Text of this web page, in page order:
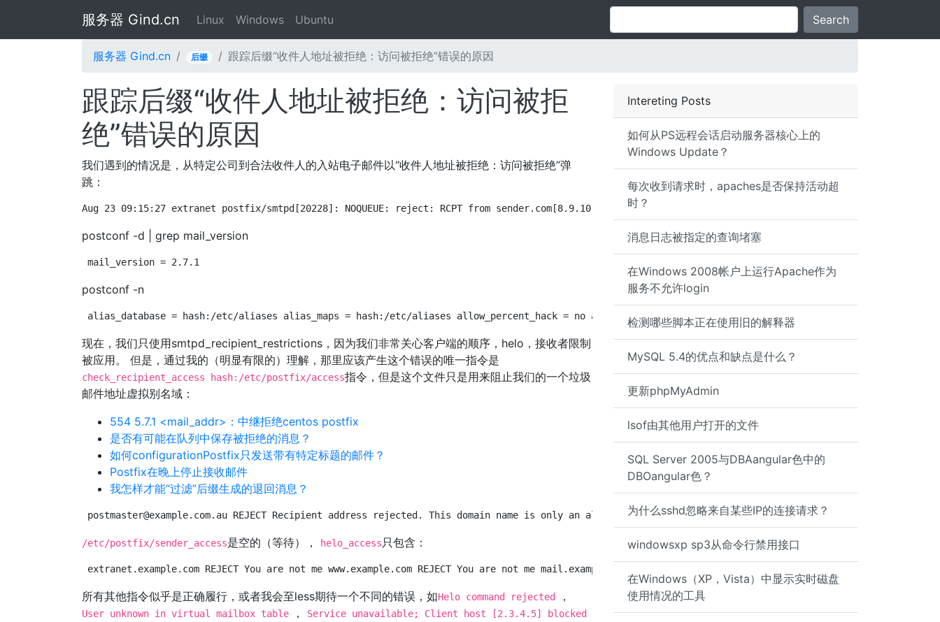
服务器 Gind.cn Linux Windows Ubuntu Search
服务器 Gind.cn 后缀 跟踪后缀“收件人地址被拒绝：访问被拒绝”错误的原因
Intereting Posts
如何从PS远程会话启动服务器核心上的
Windows Update？
每次收到请求时，apaches是否保持活动超
时？
消息日志被指定的查询堵塞
在Windows 2008帐户上运行Apache作为
服务不允许login
检测哪些脚本正在使用旧的解释器
MySQL 5.4的优点和缺点是什么？
更新phpMyAdmin
lsof由其他用户打开的文件
SQL Server 2005与DBAangular色中的
DBOangular色？
为什么sshd忽略来自某些IP的连接请求？
windowsxp sp3从命令行禁用接口
在Windows（XP，Vista）中显示实时磁盘
使用情况的工具
跟踪后缀“收件人地址被拒绝：访问被拒
绝”错误的原因
我们遇到的情况是，从特定公司到合法收件人的入站电子邮件以“收件人地址被拒绝：访问被拒绝”弹
跳：
Aug 23 09:15:27 extranet postfix/smtpd[20228]: NOQUEUE: reject: RCPT from sender.com[8.9.10.11]: 554 5.7.1 <
postconf -d | grep mail_version
mail_version = 2.7.1
postconf -n
alias_database = hash:/etc/aliases alias_maps = hash:/etc/aliases allow_percent_hack = no allow_untrusted_routing = yes append_dot_mydomain = no
现在，我们只使用smtpd_recipient_restrictions，因为我们非常关心客户端的顺序，helo，接收者限制
被应用。 但是，通过我的（明显有限的）理解，那里应该产生这个错误的唯一指令是
check_recipient_access hash:/etc/postfix/access指令，但是这个文件只是用来阻止我们的一个垃圾
邮件地址虚拟别名域：
554 5.7.1 <mail_addr>：中继拒绝centos postfix
是否有可能在队列中保存被拒绝的消息？
如何configurationPostfix只发送带有特定标题的邮件？
Postfix在晚上停止接收邮件
我怎样才能“过滤”后缀生成的退回消息？
postmaster@example.com.au REJECT Recipient address rejected. This domain name is only an alias. Please email postmaster @ the primary domain or the
/etc/postfix/sender_access是空的（等待）， helo_access只包含：
extranet.example.com REJECT You are not me www.example.com REJECT You are not me mail.example.com REJECT You are not me
所有其他指令似乎是正确履行，或者我会至less期待一个不同的错误，如Helo command rejected ，
User unknown in virtual mailbox table ，
Service unavailable; Client host [2.3.4.5] blocked